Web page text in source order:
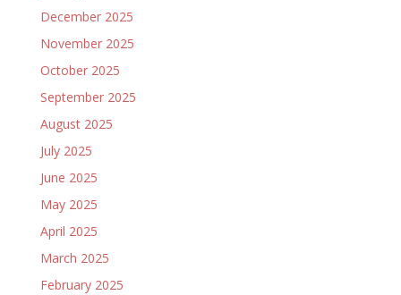
December 2025
November 2025
October 2025
September 2025
August 2025
July 2025
June 2025
May 2025
April 2025
March 2025
February 2025